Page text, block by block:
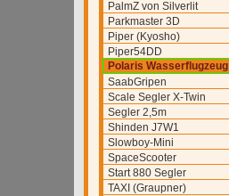
PalmZ von Silverlit
Parkmaster 3D
Piper (Kyosho)
Piper54DD
Polaris Wasserflugzeug
SaabGripen
Scale Segler X-Twin
Segler 2,5m
Shinden J7W1
Slowboy-Mini
SpaceScooter
Start 880 Segler
TAXI (Graupner)